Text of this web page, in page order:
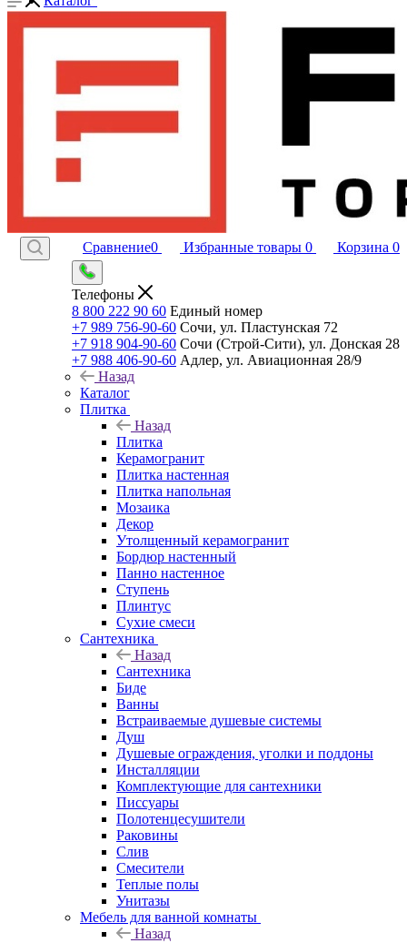
Сравнение0 Избранные товары 0 Корзина 0
Телефоны
8 800 222 90 60 Единый номер
+7 989 756-90-60 Сочи, ул. Пластунская 72
+7 918 904-90-60 Сочи (Строй-Сити), ул. Донская 28
+7 988 406-90-60 Адлер, ул. Авиационная 28/9
Назад
Каталог
Плитка
Назад
Плитка
Керамогранит
Плитка настенная
Плитка напольная
Мозаика
Декор
Утолщенный керамогранит
Бордюр настенный
Панно настенное
Ступень
Плинтус
Сухие смеси
Сантехника
Назад
Сантехника
Биде
Ванны
Встраиваемые душевые системы
Душ
Душевые ограждения, уголки и поддоны
Инсталляции
Комплектующие для сантехники
Писсуары
Полотенцесушители
Раковины
Слив
Смесители
Теплые полы
Унитазы
Мебель для ванной комнаты
Назад